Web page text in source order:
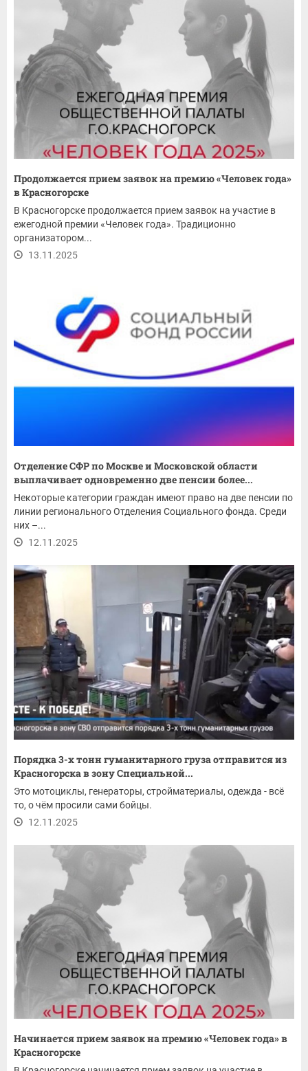
Продолжается прием заявок на премию «Человек года»
в Красногорске
В Красногорске продолжается прием заявок на участие в
ежегодной премии «Человек года». Традиционно
организатором...
13.11.2025
Отделение СФР по Москве и Московской области
выплачивает одновременно две пенсии более...
Некоторые категории граждан имеют право на две пенсии по
линии регионального Отделения Социального фонда. Среди
них –...
12.11.2025
Порядка 3-х тонн гуманитарного груза отправится из
Красногорска в зону Специальной...
Это мотоциклы, генераторы, стройматериалы, одежда - всё
то, о чём просили сами бойцы.
12.11.2025
Начинается прием заявок на премию «Человек года» в
Красногорске